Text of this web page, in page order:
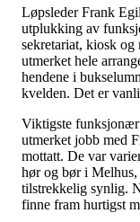
Løpsleder Frank
utplukking av
sekretariat, kiosk og
utmerket hele
hendene i
kvelden. Det er
Viktigste funksjonær
utmerket jobb med
mottatt. De var
hør og bør i Melhus,
tilstrekkelig synlig.
finne fram hurtigst